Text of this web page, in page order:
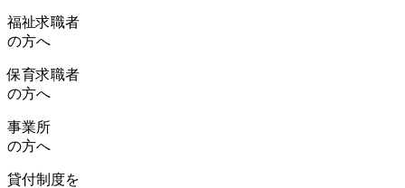
福祉求職者
の方へ
保育求職者
の方へ
事業所
の方へ
貸付制度を